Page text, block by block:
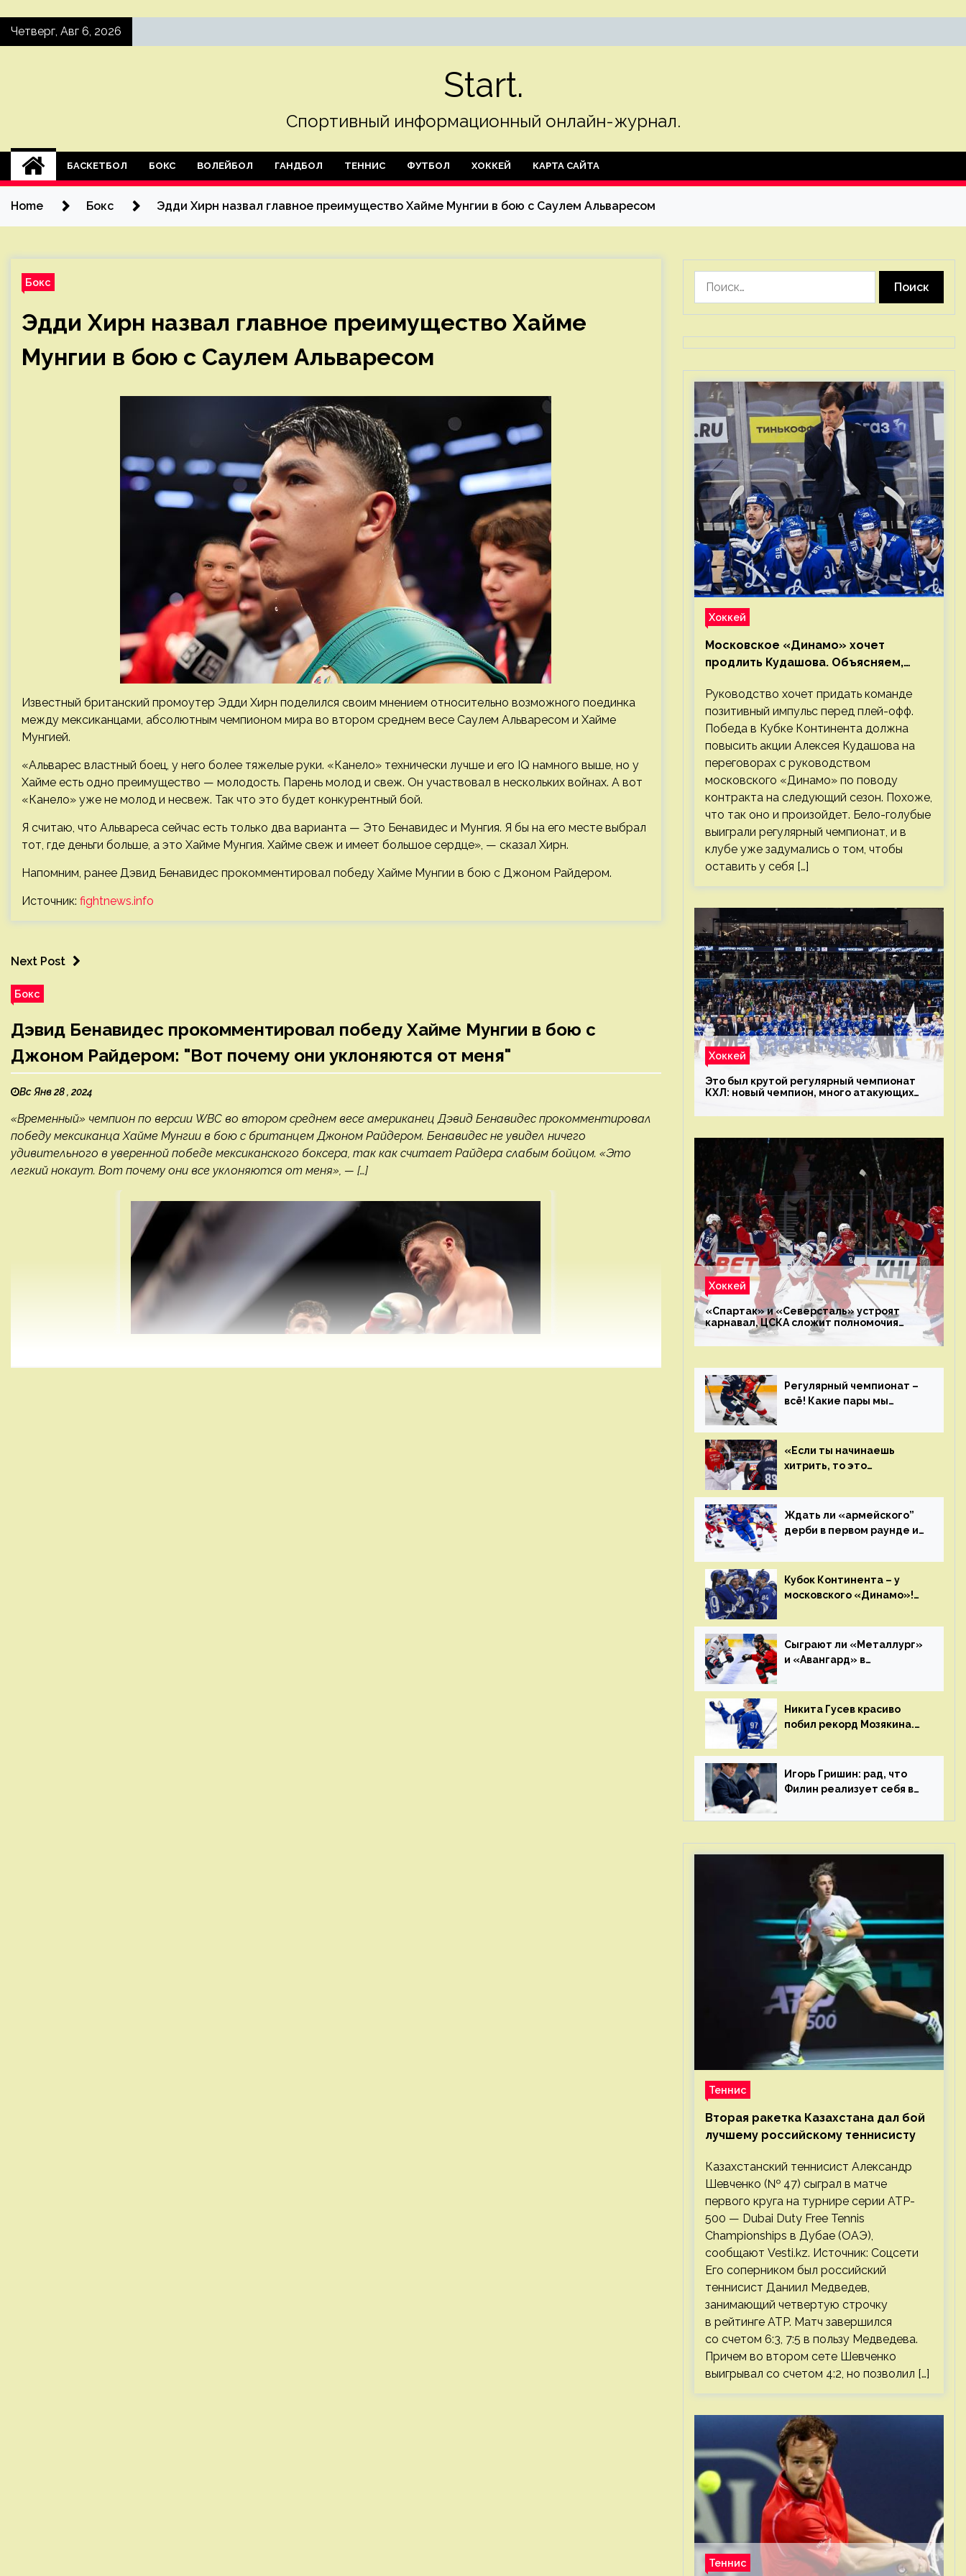
SkipЧетверг, Авг 6, 2026
Start.
Спортивный информационный онлайн-журнал.
БАСКЕТБОЛ БОКС ВОЛЕЙБОЛ ГАНДБОЛ ТЕННИС ФУТБОЛ ХОККЕЙ КАРТА САЙТА
Home Бокс Эдди Хирн назвал главное преимущество Хайме Мунгии в бою с Саулем Альваресом
Бокс
Эдди Хирн назвал главное преимущество Хайме
Мунгии в бою с Саулем Альваресом
Известный британский промоутер Эдди Хирн поделился своим мнением относительно возможного поединка
между мексиканцами, абсолютным чемпионом мира во втором среднем весе Саулем Альваресом и Хайме
Мунгией.
«Альварес властный боец, у него более тяжелые руки. «Канело» технически лучше и его IQ намного выше, но у
Хайме есть одно преимущество — молодость. Парень молод и свеж. Он участвовал в нескольких войнах. А вот
«Канело» уже не молод и несвеж. Так что это будет конкурентный бой.
Я считаю, что Альвареса сейчас есть только два варианта — Это Бенавидес и Мунгия. Я бы на его месте выбрал
тот, где деньги больше, а это Хайме Мунгия. Хайме свеж и имеет большое сердце», — сказал Хирн.
Напомним, ранее Дэвид Бенавидес прокомментировал победу Хайме Мунгии в бою с Джоном Райдером.
Источник: fightnews.info
Next Post
Бокс
Дэвид Бенавидес прокомментировал победу Хайме Мунгии в бою с
Джоном Райдером: "Вот почему они уклоняются от меня"
Вс Янв 28 , 2024
«Временный» чемпион по версии WBC во втором среднем весе американец Дэвид Бенавидес прокомментировал
победу мексиканца Хайме Мунгии в бою с британцем Джоном Райдером. Бенавидес не увидел ничего
удивительного в уверенной победе мексиканского боксера, так как считает Райдера слабым бойцом. «Это
легкий нокаут. Вот почему они все уклоняются от меня», — […]
Хоккей
Московское «Динамо» хочет
продлить Кудашова. Объясняем,
Руководство хочет придать команде
позитивный импульс перед плей-офф.
Победа в Кубке Континента должна
повысить акции Алексея Кудашова на
переговорах с руководством
московского «Динамо» по поводу
контракта на следующий сезон. Похоже,
что так оно и произойдет. Бело-голубые
выиграли регулярный чемпионат, и в
клубе уже задумались о том, чтобы
оставить у себя […]
Хоккей
Это был крутой регулярный чемпионат
КХЛ: новый чемпион, много атакующих
Хоккей
«Спартак» и «Северсталь» устроят
карнавал, ЦСКА сложит полномочия
чемпиона. Превью первого раунда плей-
офф на Западе
Регулярный чемпионат –
всё! Какие пары мы
«Если ты начинаешь
хитрить, то это
бумерангом»
Ждать ли «армейского”
дерби в первом раунде и
Главные интриги
последнего дня
«регулярки” КХЛ
Кубок Континента – у
московского «Динамо»!
за один сезон
Сыграют ли «Металлург»
и «Авангард» в
Никита Гусев красиво
побил рекорд Мозякина.
у Никиты еще много
Игорь Гришин: рад, что
Филин реализует себя в
что не стали загонять его
Теннис
Вторая ракетка Казахстана дал бой
лучшему российскому теннисисту
Казахстанский теннисист Александр
Шевченко (№ 47) сыграл в матче
первого круга на турнире серии ATP-
500 — Dubai Duty Free Tennis
Championships в Дубае (ОАЭ),
сообщают Vesti.kz. Источник: Соцсети
Его соперником был российский
теннисист Даниил Медведев,
занимающий четвертую строчку
в рейтинге ATP. Матч завершился
со счетом 6:3, 7:5 в пользу Медведева.
Причем во втором сете Шевченко
выигрывал со счетом 4:2, но позволил […]
Теннис